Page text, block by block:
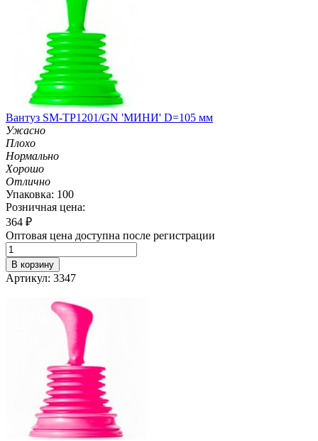
Вантуз SM-TP1201/GN 'МИНИ' D=105 мм
Ужасно
Плохо
Нормально
Хорошо
Отлично
Упаковка: 100
Розничная цена:
364 ₽
Оптовая цена доступна после регистрации
В корзину
Артикул: 3347